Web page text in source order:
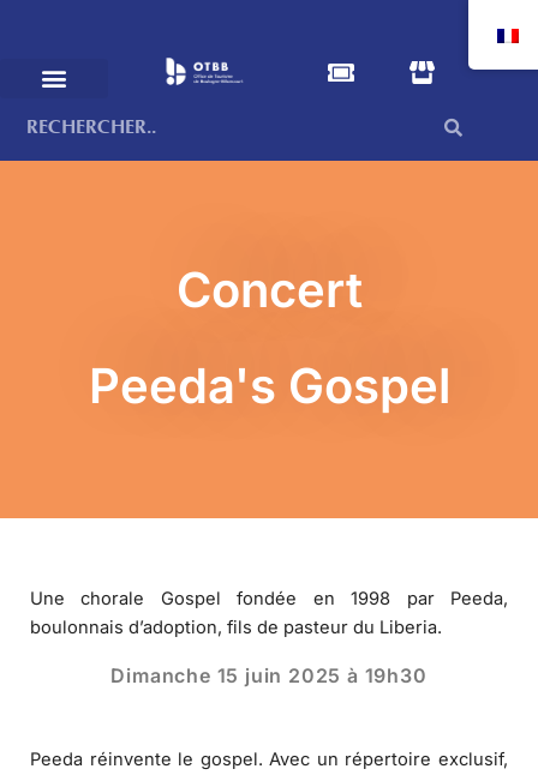
Concert
Peeda's Gospel
Une chorale Gospel fondée en 1998 par Peeda,
boulonnais d’adoption, fils de pasteur du Liberia.
Dimanche 15 juin 2025 à 19h30
Peeda réinvente le gospel. Avec un répertoire exclusif,